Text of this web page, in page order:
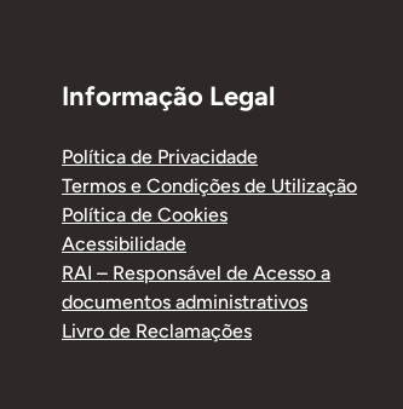
Informação Legal
Política de Privacidade
Termos e Condições de Utilização
Política de Cookies
Acessibilidade
RAI – Responsável de Acesso a
documentos administrativos
Livro de Reclamações